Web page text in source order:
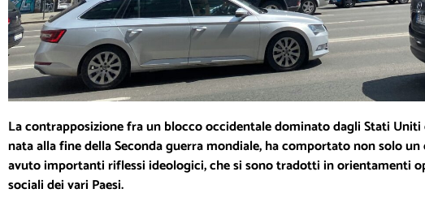
La contrapposizione fra un blocco occidentale dominato dagli Stati
nata alla fine della Seconda guerra mondiale, ha comportato non solo
avuto importanti riflessi ideologici, che si sono tradotti in orientamenti
sociali dei vari Paesi.